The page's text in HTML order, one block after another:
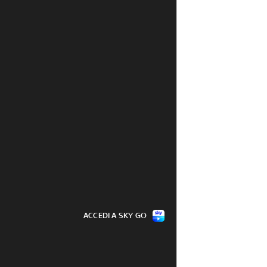
ACCEDI A SKY GO